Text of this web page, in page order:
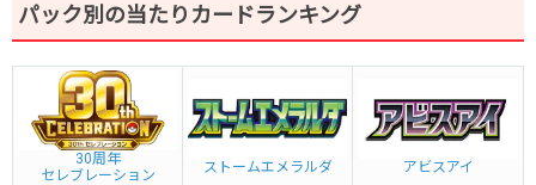
パック別の当たりカードランキング
30周年
セレブレーション
ストームエメラルダ アビスアイ